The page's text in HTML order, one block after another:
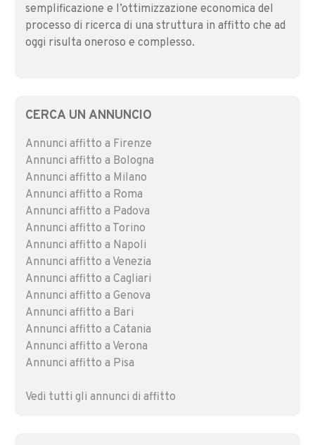
semplificazione e l’ottimizzazione economica del
processo di ricerca di una struttura in affitto che ad
oggi risulta oneroso e complesso.
CERCA UN ANNUNCIO
Annunci affitto a Firenze
Annunci affitto a Bologna
Annunci affitto a Milano
Annunci affitto a Roma
Annunci affitto a Padova
Annunci affitto a Torino
Annunci affitto a Napoli
Annunci affitto a Venezia
Annunci affitto a Cagliari
Annunci affitto a Genova
Annunci affitto a Bari
Annunci affitto a Catania
Annunci affitto a Verona
Annunci affitto a Pisa
Vedi tutti gli annunci di affitto